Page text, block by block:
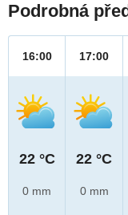
Podrobná
16:00
22 °C
0 mm
17:00
22 °C
0 mm